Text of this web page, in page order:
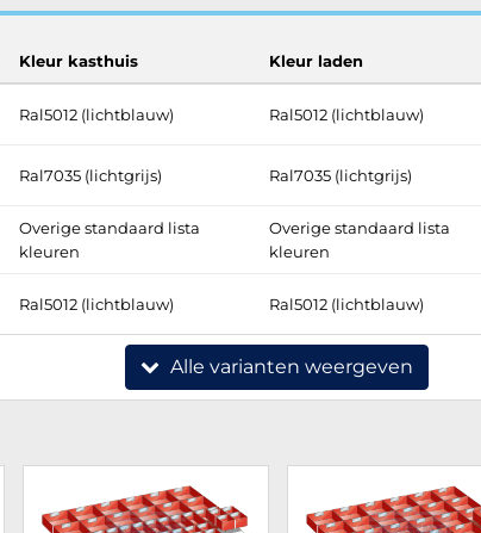
Kleur kasthuis Kleur laden
Ral5012 (lichtblauw) Ral5012 (lichtblauw)
Ral7035 (lichtgrijs) Ral7035 (lichtgrijs)
Overige standaard lista
kleuren
Overige standaard lista
kleuren
Ral5012 (lichtblauw) Ral5012 (lichtblauw)
Alle varianten weergeven